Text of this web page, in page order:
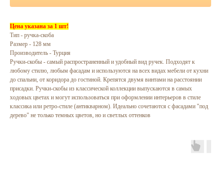
Цена указана за 1 шт!
Тип - ручка-скоба
Размер - 128 мм
Производитель - Турция
Ручки-скобы - самый распространенный и удобный вид ручек. Подходят к
любому стилю, любым фасадам и используются на всех видах мебели от кухни
до спальни, от коридора до гостиной. Крепятся двумя винтами на расстоянии
присадки. Ручки-скобы из классической коллекции выпускаются в самых
ходовых цветах и могут использоваться при оформлении интерьеров в стиле
классика или ретро-стиле (антикварном). Идеально сочетаются с фасадами "под
дерево" не только темных цветов, но и светлых оттенков